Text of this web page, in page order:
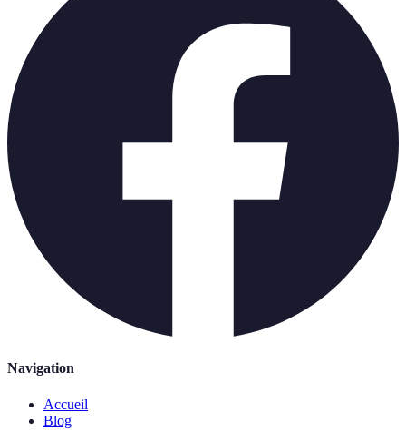
Navigation
Accueil
Blog